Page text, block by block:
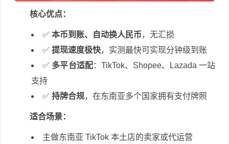
核心优点：
✅ 本币到账、自动换人民币，无汇损
✅ 提现速度极快，实测最快可实现分钟级到账
✅ 多平台适配：TikTok、Shopee、Lazada 一站
支持
✅ 持牌合规，在东南亚多个国家拥有支付牌照
适合场景：
主做东南亚 TikTok 本土店的卖家或代运营